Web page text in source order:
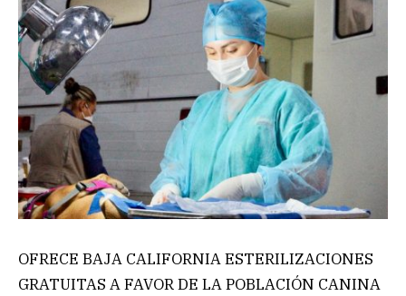
OFRECE BAJA CALIFORNIA ESTERILIZACIONES
GRATUITAS A FAVOR DE LA POBLACIÓN CANINA